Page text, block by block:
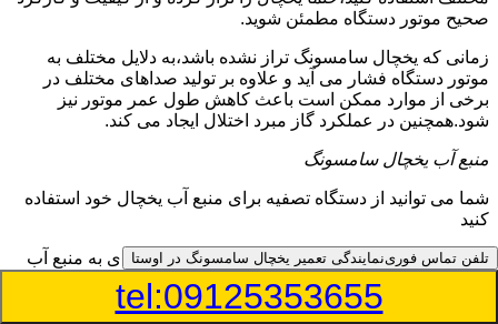
صحیح موتور دستگاه مطمئن شوید.
زمانی که یخچال سامسونگ تراز نشده باشد،به دلایل مختلف به
موتور دستگاه فشار می آید و علاوه بر تولید صداهای مختلف در
برخی از موارد ممکن است باعث کاهش طول عمر موتور نیز
شود.همچنین در عملکرد گاز مبرد اختلال ایجاد می کند.
منبع آب یخچال سامسونگ
شما می توانید از دستگاه تصفیه برای منبع آب یخچال خود استفاده
کنید
در دفترچه راهنمای یخچال سامسونگ قسمت ویژه ای به منبع آب
آن و راهنمایی لازم در زمینه نصب و استفاده از آن اختصاص داده
شده است.برخی از مدل های یخچال سامسونگ دارای منبع آبریز
تلفن تماس فورینمایندگی تعمیر یخچال سامسونگ در اوستا
tel:09125353655